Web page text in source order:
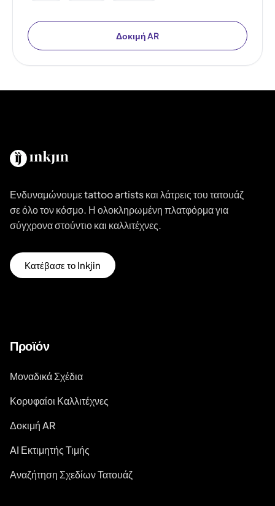
Δοκιμή AR
Ενδυναμώνουμε tattoo artists και λάτρεις του τατουάζ
σε όλο τον κόσμο. Η ολοκληρωμένη πλατφόρμα για
σύγχρονα στούντιο και καλλιτέχνες.
Κατέβασε το Inkjin
Προϊόν
Μοναδικά Σχέδια
Κορυφαίοι Καλλιτέχνες
Δοκιμή AR
AI Εκτιμητής Τιμής
Αναζήτηση Σχεδίων Τατουάζ